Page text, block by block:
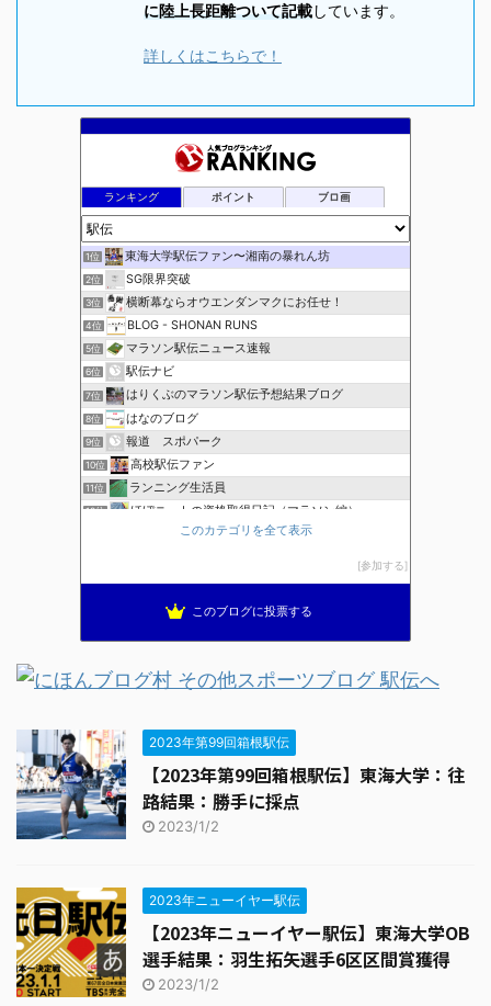
に陸上長距離ついて記載しています。
詳しくはこちらで！
ランキング ポイント ブロ画
1位 東海大学駅伝ファン〜湘南の暴れん坊
2位 SG限界突破
3位 横断幕ならオウエンダンマクにお任せ！
4位 BLOG - SHONAN RUNS
5位 マラソン駅伝ニュース速報
6位 駅伝ナビ
7位 はりくぶのマラソン駅伝予想結果ブログ
8位 はなのブログ
9位 報道 スポパーク
10位 高校駅伝ファン
11位 ランニング生活員
12位 ほぼニートの資格取得日記（マラソン編）
ブレインランナーズのマラソン日記
このカテゴリを全て表示
参加する
このブログに投票する
2023年第99回箱根駅伝
【2023年第99回箱根駅伝】東海大学：往
路結果：勝手に採点
2023/1/2
2023年ニューイヤー駅伝
【2023年ニューイヤー駅伝】東海大学OB
選手結果：羽生拓矢選手6区区間賞獲得
2023/1/2